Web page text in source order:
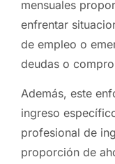
mensuales
enfrentar
de empleo o
deudas o
Además, este
ingreso
profesional de
proporción de